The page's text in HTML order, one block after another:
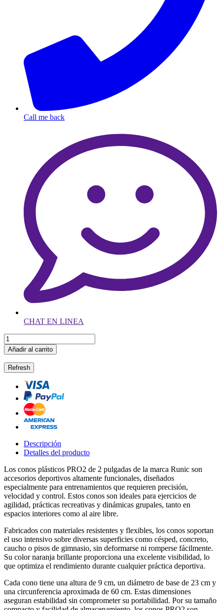
Call me back
CHAT EN LINEA
Añadir al carrito
Descripción
Detalles del producto
Los conos plásticos PRO2 de 2 pulgadas de la marca Runic son
accesorios deportivos altamente funcionales, diseñados
especialmente para entrenamientos que requieren precisión,
velocidad y control. Estos conos son ideales para ejercicios de
agilidad, prácticas recreativas y dinámicas grupales, tanto en
espacios interiores como al aire libre.
Fabricados con materiales resistentes y flexibles, los conos soportan
el uso intensivo sobre diversas superficies como césped, concreto,
caucho o pisos de gimnasio, sin deformarse ni romperse fácilmente.
Su color naranja brillante proporciona una excelente visibilidad, lo
que optimiza el rendimiento durante cualquier práctica deportiva.
Cada cono tiene una altura de 9 cm, un diámetro de base de 23 cm y
una circunferencia aproximada de 60 cm. Estas dimensiones
aseguran estabilidad sin comprometer su portabilidad. Por su tamaño